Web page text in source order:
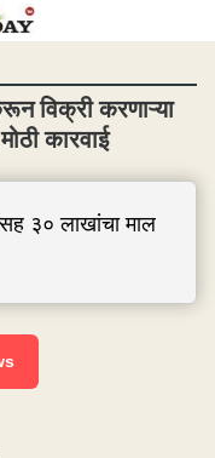
विक्री करणाऱ्या
कारवाई
३० लाखांचा माल